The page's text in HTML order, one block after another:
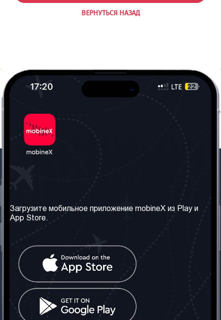
ВЕРНУТЬСЯ НАЗАД
Наши сервисы
Правила и Условия
Часто задаваемые
вопросы
Контакт
Грузия: Тбилиси
Телефон: +442030340050
Социальные сети
Загрузите мобильное приложение mobineX из Play и
App Store.